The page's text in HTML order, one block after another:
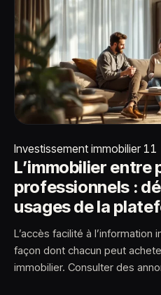
Investissement immobilier
L’immobilier
professionnels :
usages de la
L’accès facilité à
façon dont chacun peut
immobilier. Consulter des